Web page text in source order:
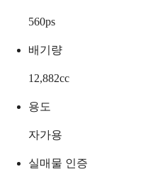
560ps
배기량
12,882cc
용도
자가용
실매물 인증